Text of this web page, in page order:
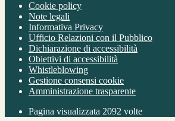
Cookie policy
Note legali
Informativa Privacy
Ufficio Relazioni con il Pubblico
Dichiarazione di accessibilità
Obiettivi di accessibilità
Whistleblowing
Gestione consensi cookie
Amministrazione trasparente
Pagina visualizzata 2092 volte